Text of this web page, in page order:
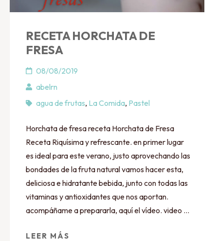
RECETA HORCHATA DE
FRESA
08/08/2019
abelrn
agua de frutas, La Comida, Pastel
Horchata de fresa receta Horchata de Fresa
Receta Riquísima y refrescante. en primer lugar
es ideal para este verano, justo aprovechando las
bondades de la fruta natural vamos hacer esta,
deliciosa e hidratante bebida, junto con todas las
vitaminas y antioxidantes que nos aportan.
acompáñame a prepararla, aquí el vídeo. video …
LEER MÁS